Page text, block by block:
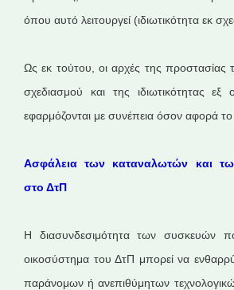
όπου αυτό λειτουργεί (ιδιωτικότητα εκ
Ως εκ τούτου, οι αρχές της προστασίας
σχεδιασμού και της ιδιωτικότητας
εφαρμόζονται με συνέπεια όσον αφορά το
Ασφάλεια των καταναλωτών και
στο ΔτΠ
Η διασυνδεσιμότητα των συσκευών
οικοσύστημα του ΔτΠ μπορεί να
παράνομων ή ανεπιθύμητων